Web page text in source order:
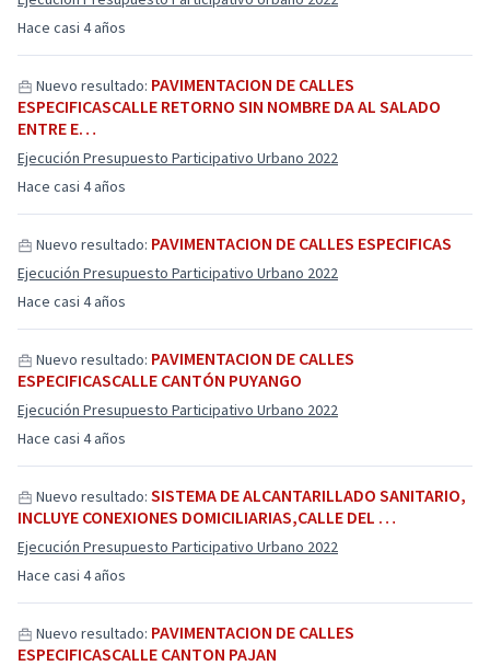
Hace casi 4 años
Hace casi 4 años
Nuevo resultado: PAVIMENTACION DE CALLES
ESPECIFICASCALLE RETORNO SIN NOMBRE DA AL SALADO
ENTRE E…
Ejecución Presupuesto Participativo Urbano 2022
Hace casi 4 años
Nuevo resultado: PAVIMENTACION DE CALLES ESPECIFICAS
Ejecución Presupuesto Participativo Urbano 2022
Hace casi 4 años
Nuevo resultado: PAVIMENTACION DE CALLES
ESPECIFICASCALLE CANTÓN PUYANGO
Ejecución Presupuesto Participativo Urbano 2022
Hace casi 4 años
Nuevo resultado: SISTEMA DE ALCANTARILLADO SANITARIO,
INCLUYE CONEXIONES DOMICILIARIAS,CALLE DEL …
Ejecución Presupuesto Participativo Urbano 2022
Nuevo resultado: PAVIMENTACION DE CALLES
ESPECIFICASCALLE CANTON PAJAN